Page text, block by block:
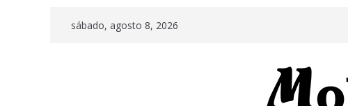
sábado, agosto 8, 2026